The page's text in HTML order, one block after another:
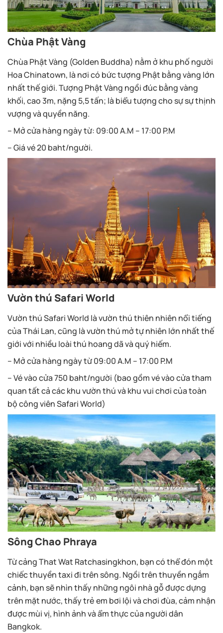
Chùa Phật Vàng
Chùa Phật Vàng (Golden Buddha) nằm ở khu phố người
Hoa Chinatown, là nơi có bức tượng Phật bằng vàng lớn
nhất thế giới. Tượng Phật Vàng ngồi đúc bằng vàng
khối, cao 3m, nặng 5,5 tấn; là biểu tượng cho sự sự thịnh
vượng và quyền năng.
– Mở cửa hàng ngày từ: 09:00 A.M – 17:00 P.M
– Giá vé 20 baht/người.
Vườn thú Safari World
Vườn thú Safari World là vườn thú thiên nhiên nổi tiếng
của Thái Lan, cũng là vườn thú mở tự nhiên lớn nhất thế
giới với nhiều loài thú hoang dã và quý hiếm.
– Mở cửa hàng ngày từ 09:00 A.M – 17:00 P.M
– Vé vào cửa 750 baht/người (bao gồm vé vào cửa tham
quan tất cả các khu vườn thú và khu vui chơi của toàn
bộ công viên Safari World)
Sông Chao Phraya
Từ cảng That Wat Ratchasingkhon, bạn có thể đón một
chiếc thuyền taxi đi trên sông. Ngồi trên thuyền ngắm
cảnh, bạn sẽ nhìn thấy những ngôi nhà gỗ được dựng
trên mặt nước, thấy trẻ em bơi lội và chơi đùa, cảm nhận
được mùi vị, hình ảnh và ẩm thực của người dân
Bangkok.